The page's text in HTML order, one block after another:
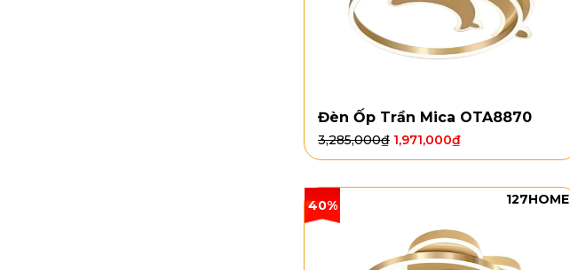
Đèn Ốp Trần Mica OTA8870
3,285,000₫ 1,971,000₫
40% 127HOME